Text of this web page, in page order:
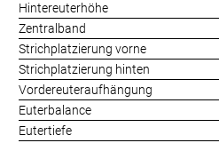
Hintereuterhöhe
Zentralband
Strichplatzierung vorne
Strichplatzierung hinten
Vordereuteraufhängung
Euterbalance
Eutertiefe